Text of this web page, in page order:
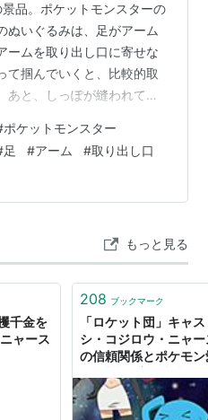
前に王族のペットとして飼
種として生息する。
い テクニシャン
品。ポケットモンスターの
ぬいぐるみは、足がアーム
ームを取り出し口に寄せな
て掴んでいくと、比較的取
あと、しっぽが縫われてい
ポケットモンスター
足 #アーム #取り出し口
もっと見る
千金を
ャース
208 ブックマーク
「ロケット団」キャ
シ・コジロウ・ニャ
の信頼関係とポケモ
じ】